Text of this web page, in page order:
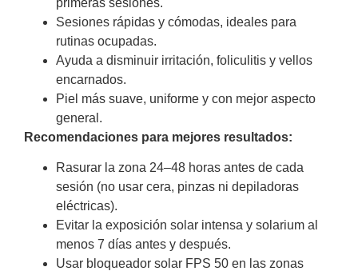
Sesiones rápidas y cómodas, ideales para
rutinas ocupadas.
Ayuda a disminuir irritación, foliculitis y vellos
encarnados.
Piel más suave, uniforme y con mejor aspecto
general.
Recomendaciones para mejores resultados:
Rasurar la zona 24–48 horas antes de cada
sesión (no usar cera, pinzas ni depiladoras
eléctricas).
Evitar la exposición solar intensa y solarium al
menos 7 días antes y después.
Usar bloqueador solar FPS 50 en las zonas